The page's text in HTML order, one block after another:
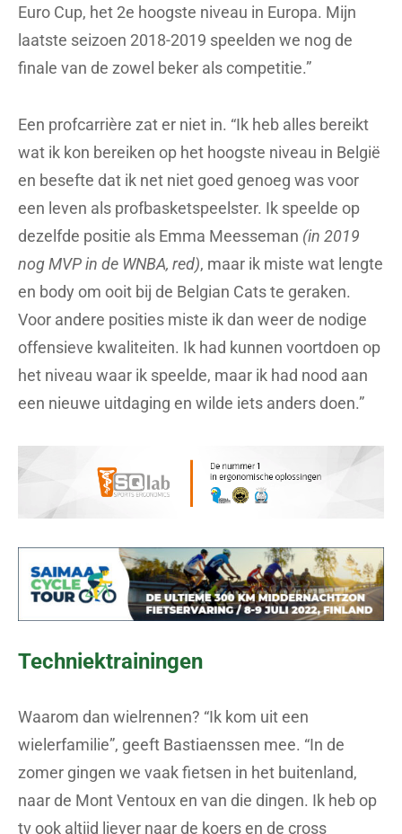
Euro Cup, het 2e hoogste niveau in Europa. Mijn
laatste seizoen 2018-2019 speelden we nog de
finale van de zowel beker als competitie.”
Een profcarrière zat er niet in. “Ik heb alles bereikt
wat ik kon bereiken op het hoogste niveau in België
en besefte dat ik net niet goed genoeg was voor
een leven als profbasketspeelster. Ik speelde op
dezelfde positie als Emma Meesseman (in 2019
nog MVP in de WNBA, red), maar ik miste wat lengte
en body om ooit bij de Belgian Cats te geraken.
Voor andere posities miste ik dan weer de nodige
offensieve kwaliteiten. Ik had kunnen voortdoen op
het niveau waar ik speelde, maar ik had nood aan
een nieuwe uitdaging en wilde iets anders doen.”
Techniektrainingen
Waarom dan wielrennen? “Ik kom uit een
wielerfamilie”, geeft Bastiaenssen mee. “In de
zomer gingen we vaak fietsen in het buitenland,
naar de Mont Ventoux en van die dingen. Ik heb op
tv ook altijd liever naar de koers en de cross